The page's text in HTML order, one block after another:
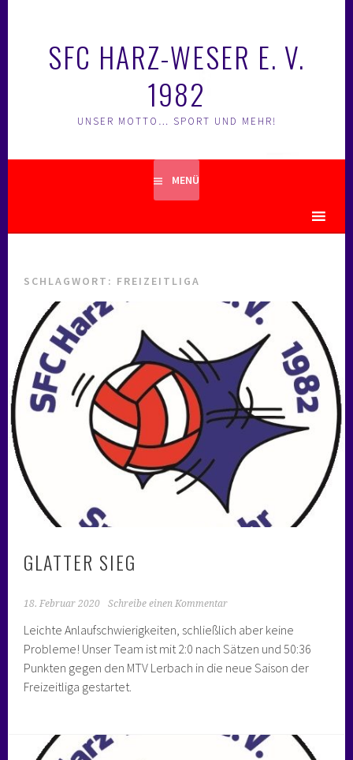
SFC HARZ-WESER E. V.
1982
UNSER MOTTO… SPORT UND MEHR!
MENÜ
SCHLAGWORT: FREIZEITLIGA
GLATTER SIEG
18. Februar 2020 Schreibe einen Kommentar
Leichte Anlaufschwierigkeiten, schließlich aber keine
Probleme! Unser Team ist mit 2:0 nach Sätzen und 50:36
Punkten gegen den MTV Lerbach in die neue Saison der
Freizeitliga gestartet.